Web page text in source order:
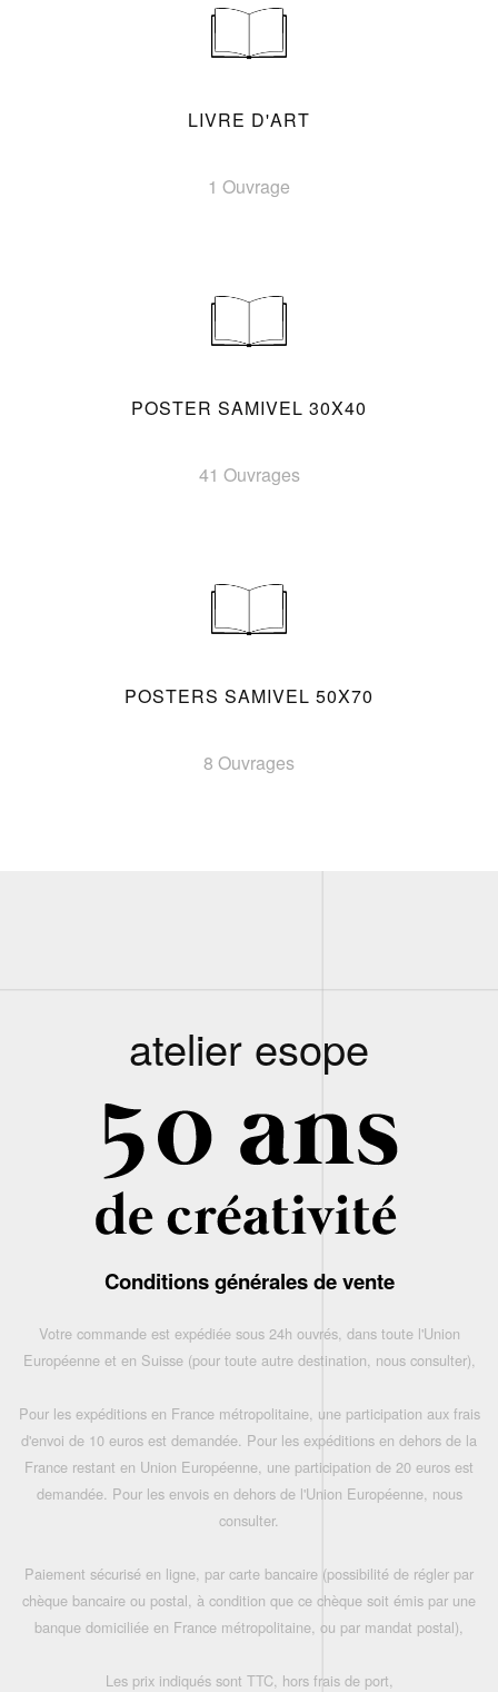
LIVRE D'ART
1 Ouvrage
POSTER SAMIVEL 30X40
41 Ouvrages
POSTERS SAMIVEL 50X70
8 Ouvrages
atelier esope
Conditions générales de vente
Votre commande est expédiée sous 24h ouvrés, dans toute l'Union
Européenne et en Suisse (pour toute autre destination, nous consulter),
Pour les expéditions en France métropolitaine, une participation aux frais
d'envoi de 10 euros est demandée. Pour les expéditions en dehors de la
France restant en Union Européenne, une participation de 20 euros est
demandée. Pour les envois en dehors de l'Union Européenne, nous
consulter.
Paiement sécurisé en ligne, par carte bancaire (possibilité de régler par
chèque bancaire ou postal, à condition que ce chèque soit émis par une
banque domiciliée en France métropolitaine, ou par mandat postal),
Les prix indiqués sont TTC, hors frais de port,